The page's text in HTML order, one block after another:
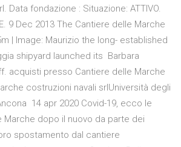
Data fondazione : Situazione: ATTIVO.
9 Dec 2013 The Cantiere delle Marche
| Image: Maurizio the long- established
shipyard launched its Barbara
acquisti presso Cantiere delle Marche
costruzioni navali srlUniversità degli
14 apr 2020 Covid-19, ecco le
Marche dopo il nuovo da parte dei
spostamento dal cantiere